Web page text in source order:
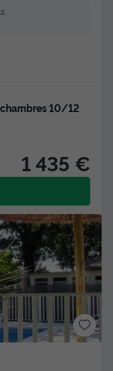
chambres 10/12
1 435 €